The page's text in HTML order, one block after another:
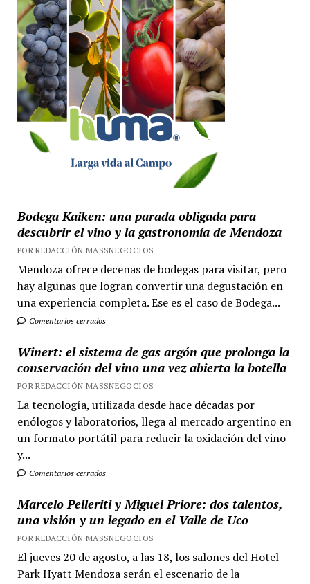
Bodega Kaiken: una parada obligada para
descubrir el vino y la gastronomía de Mendoza
POR REDACCIÓN MASSNEGOCIOS
Mendoza ofrece decenas de bodegas para visitar, pero
hay algunas que logran convertir una degustación en
una experiencia completa. Ese es el caso de Bodega...
Comentarios cerrados
Winert: el sistema de gas argón que prolonga la
conservación del vino una vez abierta la botella
POR REDACCIÓN MASSNEGOCIOS
La tecnología, utilizada desde hace décadas por
enólogos y laboratorios, llega al mercado argentino en
un formato portátil para reducir la oxidación del vino
y...
Comentarios cerrados
Marcelo Pelleriti y Miguel Priore: dos talentos,
una visión y un legado en el Valle de Uco
POR REDACCIÓN MASSNEGOCIOS
El jueves 20 de agosto, a las 18, los salones del Hotel
Park Hyatt Mendoza serán el escenario de la